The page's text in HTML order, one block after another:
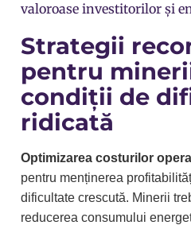
valoroase investitorilor și
Strategii
pentru
condiții de
ridicată
Optimizarea costurilor
pentru menținerea
dificultate crescută. Minerii
reducerea consumului